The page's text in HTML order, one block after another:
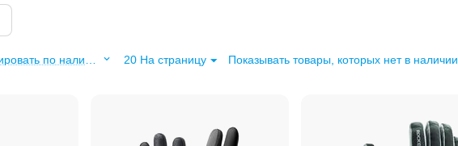
20 На страницу Показывать товары, которых нет в наличии